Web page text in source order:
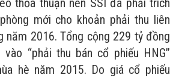
mới cho khoản phải thu liên
năm 2016. Tổng cộng 229 tỷ đồng
“phải thu bán cổ phiếu HNG”
hè năm 2015. Do giá cổ phiếu